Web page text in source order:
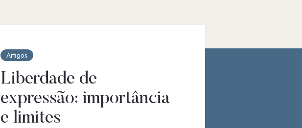
Artigos
Liberdade de
expressão: importância
e limites